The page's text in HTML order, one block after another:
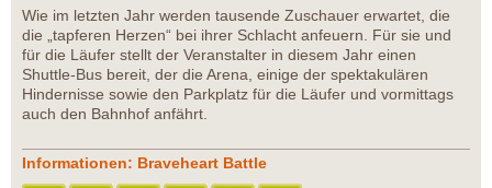
Wie im letzten Jahr werden tausende Zuschauer erwartet, die
die „tapferen Herzen“ bei ihrer Schlacht anfeuern. Für sie und
für die Läufer stellt der Veranstalter in diesem Jahr einen
Shuttle-Bus bereit, der die Arena, einige der spektakulären
Hindernisse sowie den Parkplatz für die Läufer und vormittags
auch den Bahnhof anfährt.
Informationen: Braveheart Battle